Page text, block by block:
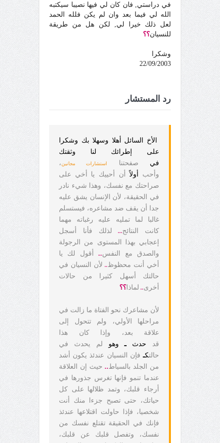
في دراستي, فان كان لي فيها نصيبا سيكتبه
الله لي فيما بعد وان لم يكن فلله الحمد
لعل ذلك خيرا لي, لكن هل من طريقة
للنسيان؟؟
وشكرا
22/09/2003
رد المستشار
الأخ السائل أهلا وسهلا بك وشكرا
على إطرائك لنا وثقتك
في صفحتنا استشارات مجانين،
وأحب
أولأن أحييك يا أخي على
صراحتك مع نفسك، وهذا شيء نادر
في الحقيقة، لأن الإنسان يشق عليه
جدا أن يقف ضد مشاعره، فيستسلم
غالبا لما تمليه عليه رغباته مهما
كانت النتائج...لذلك فأنا أسجل
إعجابي بهذا المستوى من الرجولة
والصدق مع النفس..أقول لك يا
أخي أنت محظوظ.. لأن النسيان في
حالتك أسهل كثيرا من حالات
أخرى.. لماذا ؟؟
لأن مشاعرك نحو الفتاة ما زالت في
مراحلها الأولي، ولم تتحول إلى
علاقة بعد، وإذا كان هذا
قد
حدث ـوهو لم يحدث في
حالتكـ فإن النسيان عندئذ يكون أشد
من الجلد بالسياط.. حيث إن العلاقة
عندما تنمو فإنها تغرس جذورها في
أرجاء قلبك، وتمد ظلالها على كل
حياتك، حتى تصبح جزءا منك أنت
شخصيا، فإذا حاولت اقتلاعها عندئذ
فإنك في الحقيقة تقتلع نفسك من
نفسك، وتفصل قلبك عن قلبك،